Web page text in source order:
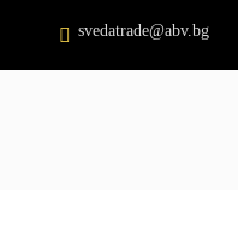
svedatrade@abv.bg